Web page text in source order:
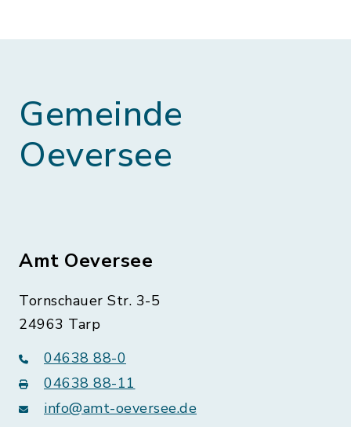
Gemeinde
Oeversee
Amt Oeversee
Tornschauer Str. 3-5
24963 Tarp
04638 88-0
04638 88-11
info@amt-oeversee.de